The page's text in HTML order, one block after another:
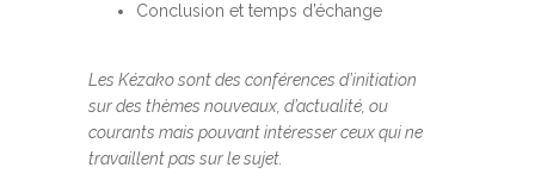
Conclusion et temps d’échange
Les Kézako sont des conférences d’initiation
sur des thèmes nouveaux, d’actualité, ou
courants mais pouvant intéresser ceux qui ne
travaillent pas sur le sujet.